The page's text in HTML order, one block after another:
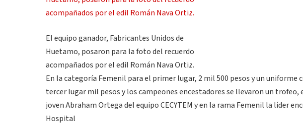
El equipo ganador, Fabricantes Unidos de
Huetamo, posaron para la foto del recuerdo
acompañados por el edil Román Nava Ortiz.
En la categoría Femenil para el primer lugar, 2 mil 500 pesos y un uniforme
tercer lugar mil pesos y los campeones encestadores se llevaron un
joven Abraham Ortega del equipo CECYTEM y en la rama Femenil la líder
Hospital